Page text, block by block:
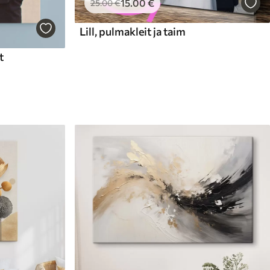
25.00€15.00 €
Lill, pulmakleit ja taim